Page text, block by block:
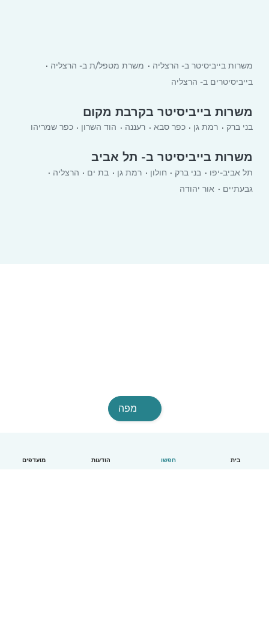
בית חפשו הודעות מועדפים
משרות בייביסיטר ב- הרצליה
משרת מטפל/ת ב- הרצליה
בייביסיטרים ב- הרצליה
משרות בייביסיטר בקרבת מקום
בני ברק רמת גן כפר סבא רעננה הוד השרון כפר שמריהו
משרות בייביסיטר ב- תל אביב
תל אביב-יפו בני ברק חולון רמת גן בת ים
הרצליה
גבעתיים
אור יהודה
מפה